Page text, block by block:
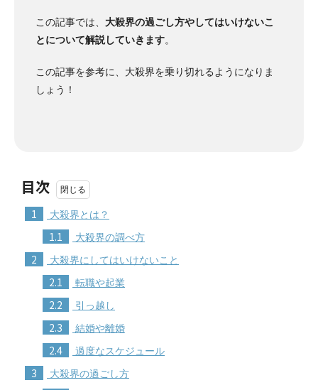
この記事では、 大殺界の過ごし方やしてはいけないこ
とについて解説していきます。
この記事を参考に、大殺界を乗り切れるようになりま
しょう！
目次
1 大殺界とは？
1.1 大殺界の調べ方
2 大殺界にしてはいけないこと
2.1 転職や起業
2.2 引っ越し
2.3 結婚や離婚
2.4 過度なスケジュール
3 大殺界の過ごし方